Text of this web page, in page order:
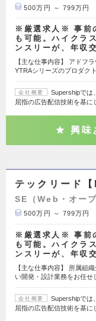
500万円 ～ 799万円
※厳選求人※ 事前
も可能。ハイクラ
ンスリーが、年収
【主な仕事内容】 アドフ
YTRAシリーズのプロダク
会社概要
Supershipでは
屈指の広告配信技術を基に
興味
テックリード
SE（Web・オープ
500万円 ～ 799万円
※厳選求人※ 事前
も可能。ハイクラ
ンスリーが、年収
【主な仕事内容】 所属組
い開発・設計業務をお任せ
会社概要
Supershipでは
屈指の広告配信技術を基に